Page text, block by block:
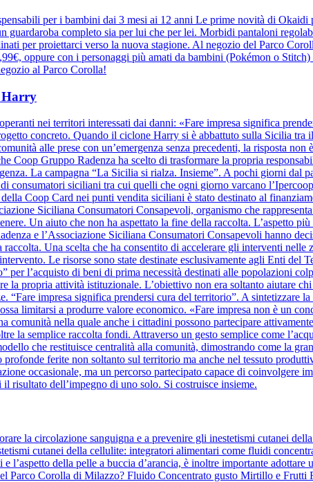
per i bambini dai 3 mesi ai 12 anni Le prime novità di Okaidi
guardaroba completo sia per lui che per lei. Morbidi pantaloni
per proiettarci verso la nuova stagione. Al negozio del Parco
oppure con i personaggi più amati da bambini (Pokémon o
al Parco Corolla!
Harry
nei territori interessati dai danni: «Fare impresa significa
concreto. Quando il ciclone Harry si è abbattuto sulla Sicilia tra
alle prese con un’emergenza senza precedenti, la risposta
Gruppo Radenza ha scelto di trasformare la propria
La campagna “La Sicilia si rialza. Insieme”. A pochi giorni dal
consumatori siciliani tra cui quelli che ogni giorno varcano
Coop Card nei punti vendita siciliani è stato destinato al
Siciliana Consumatori Consapevoli, organismo che
Un aiuto che non ha aspettato la fine della raccolta. L’aspetto
e l’Associazione Siciliana Consumatori Consapevoli hanno
Una scelta che ha consentito di accelerare gli interventi nelle
Le risorse sono state destinate esclusivamente agli Enti del
l’acquisto di beni di prima necessità destinati alle popolazioni
propria attività istituzionale. L’obiettivo non era soltanto aiutare
“Fare impresa significa prendersi cura del territorio”. A sintetizzare
limitarsi a produrre valore economico. «Fare impresa non è un
nella quale anche i cittadini possono partecipare
la semplice raccolta fondi. Attraverso un gesto semplice come
che restituisce centralità alla comunità, dimostrando come la
ferite non soltanto sul territorio ma anche nel tessuto
occasionale, ma un percorso partecipato capace di coinvolgere
risultato dell’impegno di uno solo. Si costruisce insieme.
la circolazione sanguigna e a prevenire gli inestetismi cutanei
cutanei della cellulite: integratori alimentari come fluidi
della pelle a buccia d’arancia, è inoltre importante adottare
Corolla di Milazzo? Fluido Concentrato gusto Mirtillo e Frutti